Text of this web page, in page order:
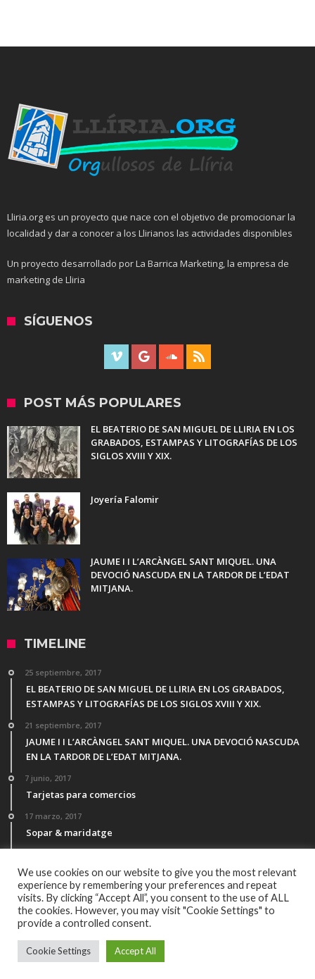
Lliria.org es un proyecto que nace con el objetivo de promocionar la
localidad y dar a conocer a los Llirianos las actividades disponibles
Un proyecto desarrollado por La Barrica Marketing, la empresa de
marketing de Lliria
SÍGUENOS
POST MÁS POPULARES
EL BEATERIO DE SAN MIGUEL DE LLIRIA EN LOS
GRABADOS, ESTAMPAS Y LITOGRAFÍAS DE LOS
SIGLOS XVIII Y XIX.
Joyería Falomir
JAUME I I L’ARCÀNGEL SANT MIQUEL. UNA
DEVOCIÓ NASCUDA EN LA TARDOR DE L’EDAT
MITJANA.
TIMELINE
25 septiembre, 2017
EL BEATERIO DE SAN MIGUEL DE LLIRIA EN LOS GRABADOS,
ESTAMPAS Y LITOGRAFÍAS DE LOS SIGLOS XVIII Y XIX.
21 septiembre, 2017
JAUME I I L’ARCÀNGEL SANT MIQUEL. UNA DEVOCIÓ NASCUDA
EN LA TARDOR DE L’EDAT MITJANA.
7 junio, 2017
Tarjetas para comercios
17 marzo, 2017
Sopar & maridatge
Menú Desgutación Segle XXI
© Copyright 2016, Todos los derechos reservados por All Rights
Reserved Powered by
We use cookies on our website to give you the most relevant
experience by remembering your preferences and repeat
visits. By clicking “Accept All”, you consent to the use of ALL
the cookies. However, you may visit "Cookie Settings" to
provide a controlled consent.
Cookie Settings Accept All